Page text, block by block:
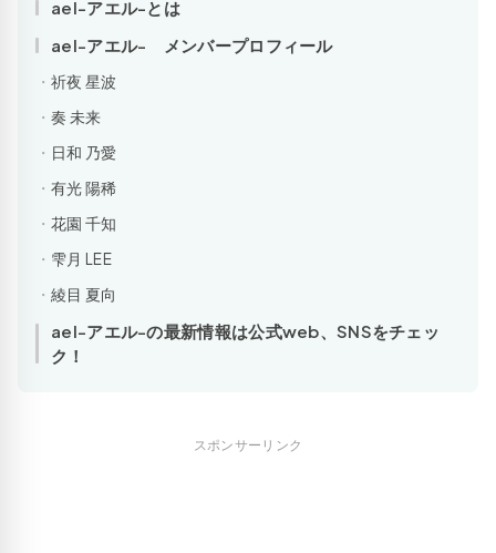
ael-アエル-とは
ael-アエル- メンバープロフィール
祈夜 星波
奏 未来
日和 乃愛
有光 陽稀
花園 千知
雫月 LEE
綾目 夏向
ael-アエル-の最新情報は公式web、SNSをチェッ
ク！
スポンサーリンク